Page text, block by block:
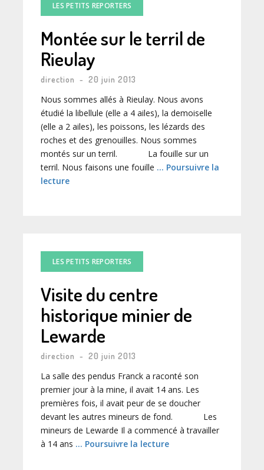
LES PETITS REPORTERS
Montée sur le terril de
Rieulay
direction - 20 juin 2013
Nous sommes allés à Rieulay. Nous avons
étudié la libellule (elle a 4 ailes), la demoiselle
(elle a 2 ailes), les poissons, les lézards des
roches et des grenouilles. Nous sommes
montés sur un terril. La fouille sur un
terril. Nous faisons une fouille … Poursuivre la
lecture
LES PETITS REPORTERS
Visite du centre
historique minier de
Lewarde
direction - 20 juin 2013
La salle des pendus Franck a raconté son
premier jour à la mine, il avait 14 ans. Les
premières fois, il avait peur de se doucher
devant les autres mineurs de fond. Les
mineurs de Lewarde Il a commencé à travailler
à 14 ans … Poursuivre la lecture